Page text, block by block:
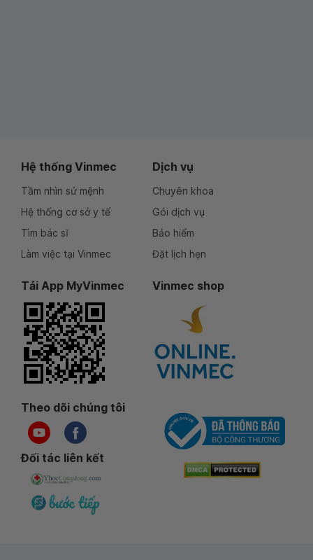
Hệ thống Vinmec
Tầm nhìn sứ mệnh
Hệ thống cơ sở y tế
Tìm bác sĩ
Làm việc tại Vinmec
Dịch vụ
Chuyên khoa
Gói dịch vụ
Bảo hiểm
Đặt lịch hẹn
Tải App MyVinmec Vinmec shop
Theo dõi chúng tôi
Đối tác liên kết